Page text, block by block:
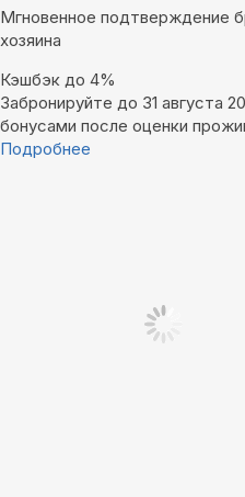
Мгновенное подтверждение
хозяина
Кэшбэк до 4%
Забронируйте до 31 августа
бонусами после оценки
Подробнее